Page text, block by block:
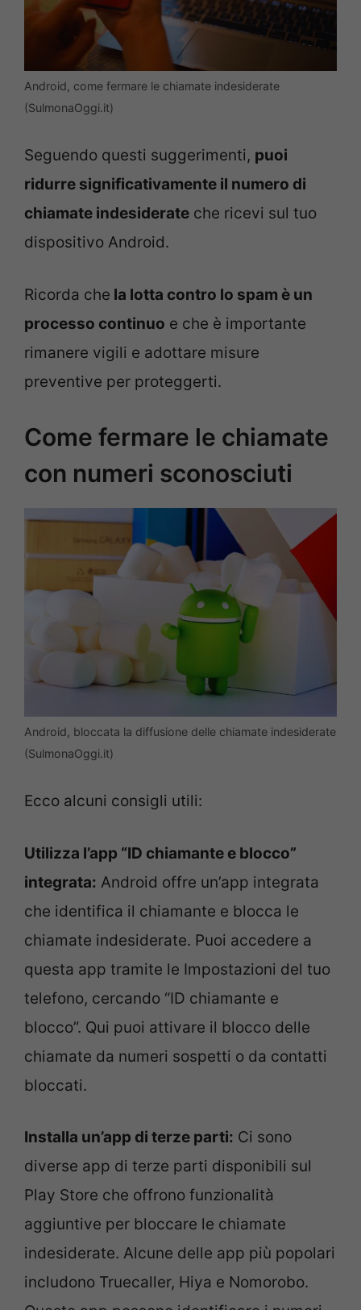
Android, come fermare le chiamate indesiderate
(SulmonaOggi.it)
Seguendo questi suggerimenti, puoi
ridurre significativamente il numero di
chiamate indesiderate che ricevi sul tuo
dispositivo Android.
Ricorda che la lotta contro lo spam è un
processo continuo e che è importante
rimanere vigili e adottare misure
preventive per proteggerti.
Come fermare le chiamate
con numeri sconosciuti
Android, bloccata la diffusione delle chiamate indesiderate
(SulmonaOggi.it)
Ecco alcuni consigli utili:
Utilizza l’app “ID chiamante e blocco”
integrata: Android offre un’app integrata
che identifica il chiamante e blocca le
chiamate indesiderate. Puoi accedere a
questa app tramite le Impostazioni del tuo
telefono, cercando “ID chiamante e
blocco”. Qui puoi attivare il blocco delle
chiamate da numeri sospetti o da contatti
bloccati.
Installa un’app di terze parti: Ci sono
diverse app di terze parti disponibili sul
Play Store che offrono funzionalità
aggiuntive per bloccare le chiamate
indesiderate. Alcune delle app più popolari
includono Truecaller, Hiya e Nomorobo.